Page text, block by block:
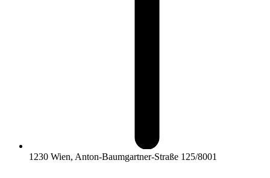
1230 Wien, Anton-Baumgartner-Straße 125/8001